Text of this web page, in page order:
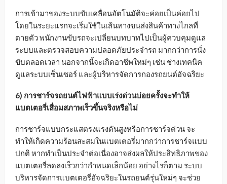
การเข้ามาของระบบขับเคลื่อนอัตโนมัติจะค่อยเป็นค่อยไป
โดยในระยะแรกจะเริ่มใช้ในเส้นทางขนส่งสินค้าทางไกลที่
ตายตัว พนักงานขับรถจะเปลี่ยนบทบาทไปเป็นผู้ควบคุมดูแล
ระบบและตรวจสอบความปลอดภัยประจำรถ มากกว่าการนั่ง
ขับตลอดเวลา นอกจากนี้จะเกิดอาชีพใหม่ๆ เช่น ช่างเทคนิค
ดูแลระบบเซ็นเซอร์ และผู้บริหารจัดการกองรถยนต์อัจฉริยะ
6) การชาร์จรถยนต์ไฟฟ้าแบบเร่งด่วนบ่อยครั้งจะทำให้
แบตเตอรี่เสื่อมสภาพเร็วขึ้นจริงหรือไม่
การชาร์จแบบกระแสตรงแรงดันสูงหรือการชาร์จด่วน จะ
ทำให้เกิดความร้อนสะสมในแบตเตอรี่มากกว่าการชาร์จแบบ
ปกติ หากทำเป็นประจำต่อเนื่องอาจส่งผลให้ประสิทธิภาพของ
แบตเตอรี่ลดลงเร็วกว่ากำหนดเล็กน้อย อย่างไรก็ตาม ระบบ
บริหารจัดการแบตเตอรี่อัจฉริยะในรถยนต์รุ่นใหม่ๆ จะช่วย